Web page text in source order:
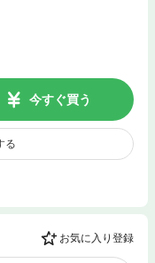
今すぐ買う
る
お気に入り登録